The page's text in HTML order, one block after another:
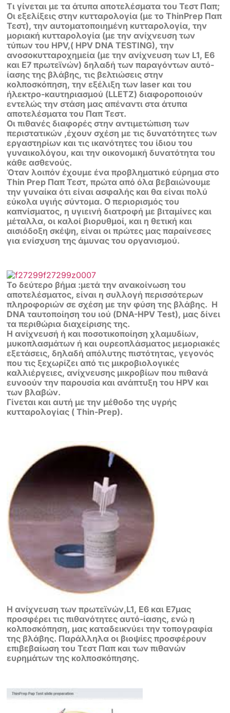
Τι γίνεται με τα άτυπα αποτελέσματα του Τεστ Παπ;
Οι εξελίξεις στην κυτταρολογία (με το ThinPrep Παπ
Τεστ), την αυτοματοποιημένη κυτταρολογία, την
μοριακή κυτταρολογία (με την ανίχνευση των
τύπων του HPV,( HPV DNA TESTING), την
ανοσοκυτταροχημεία (με την ανίχνευση των L1, Ε6
και Ε7 πρωτεϊνών) δηλαδή των παραγόντων αυτό-
ίασης της βλάβης, τις βελτιώσεις στην
κολποσκόπηση, την εξέλιξη των laser και του
ήλεκτρο-καυτηριασμού (LLETZ) διαφοροποιούν
εντελώς την στάση μας απέναντι στα άτυπα
αποτελέσματα του Παπ Τεστ.
Οι πιθανές διαφορές στην αντιμετώπιση των
περιστατικών ,έχουν σχέση με τις δυνατότητες των
εργαστηρίων και τις ικανότητες του ίδιου του
γυναικολόγου, και την οικονομική δυνατότητα του
κάθε ασθενούς.
Όταν λοιπόν έχουμε ένα προβληματικό εύρημα στο
Thin Prep Παπ Τεστ, πρώτα από όλα βεβαιώνουμε
την γυναίκα ότι είναι ασφαλής και θα είναι πολύ
εύκολα υγιής σύντομα. Ο περιορισμός του
καπνίσματος, η υγιεινή διατροφή με βιταμίνες και
μέταλλα, οι καλοί βιορυθμοί, και η θετική και
αισιόδοξη σκέψη, είναι οι πρώτες μας παραίνεσες
για ενίσχυση της άμυνας του οργανισμού.
Το δεύτερο βήμα :μετά την ανακοίνωση του
αποτελέσματος, είναι η συλλογή περισσότερων
πληροφοριών σε σχέση με την φύση της βλάβης. Η
DNA ταυτοποίηση του ιού (DNA-HPV Test), μας δίνει
τα περιθώρια διαχείρισης της.
Η ανίχνευσή ή και ποσοτικοποίηση χλαμυδίων,
μυκοπλασμάτων ή και ουρεοπλάσματος μεμοριακές
εξετάσεις, δηλαδή απόλυτης πιστότητας, γεγονός
που τις ξεχωρίζει από τις μικροβιολογικές
καλλιέργειες, ανίχνευσης μικροβίων που πιθανά
ευνοούν την παρουσία και ανάπτυξη του HPV και
των βλαβών.
Γίνεται και αυτή με την μέθοδο της υγρής
κυτταρολογίας ( Thin-Prep).
Η ανίχνευση των πρωτεϊνών,L1, E6 και E7μας
προσφέρει τις πιθανότητες αυτό-ίασης, ενώ η
κολποσκόπηση, μας καταδεικνύει την τοπογραφία
της βλάβης. Παράλληλα oι βιοψίες προσφέρουν
επιβεβαίωση του Τεστ Παπ και των πιθανών
ευρημάτων της κολποσκόπησης.